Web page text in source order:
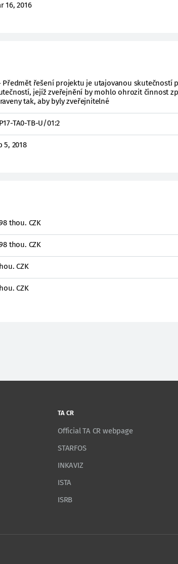
16, 2016
Předmět řešení projektu je utajovanou skutečností
jejíž zveřejnění by mohlo ohrozit činnost
tak, aby byly zveřejnitelné
TA0-TB-U/01:2
5, 2018
thou. CZK
thou. CZK
CZK
CZK
TA CR
Official TA CR webpage
STARFOS
INKAVIZ
ISTA
ISRB